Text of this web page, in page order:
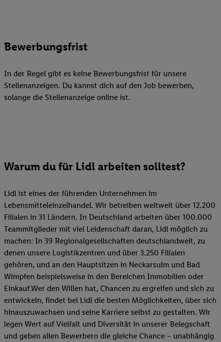
Bewerbungsfrist
In der Regel gibt es keine Bewerbungsfrist für unsere
Stellenanzeigen. Du kannst dich auf den Job bewerben,
solange die Stellenanzeige online ist.
Warum du für Lidl arbeiten solltest?
Lidl ist eines der führenden Unternehmen im
Lebensmitteleinzelhandel. Wir betreiben weltweit über 12.200
Filialen in 31 Ländern. In Deutschland arbeiten über 100.000
Teammitglieder mit viel Leidenschaft daran, Lidl möglich zu
machen: In 39 Regionalgesellschaften deutschlandweit, zu
denen unsere Logistikzentren und über 3.250 Filialen
gehören, und an den Hauptsitzen in Neckarsulm und Bad
Wimpfen beispielsweise in den Bereichen Immobilien oder
Einkauf.Wer den Willen hat, Chancen zu ergreifen und sich zu
entwickeln, findet bei Lidl die besten Möglichkeiten, über sich
hinauszuwachsen und seine Karriere selbst zu gestalten. Wir
legen Wert auf Vielfalt und Diversität in unserer Belegschaft
und geben allen Bewerbern die gleiche Chance – unabhängig